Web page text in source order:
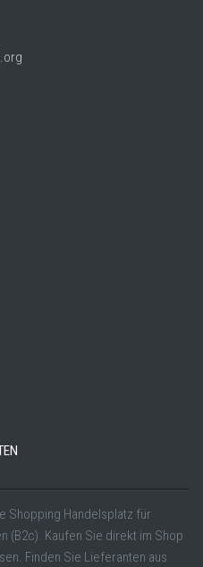
Shopping Handelsplatz für
(B2c). Kaufen Sie direkt im Shop
Finden Sie Lieferanten aus